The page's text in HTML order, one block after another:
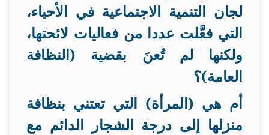
لجان التنمية الاجتماعية في الأحياء،
التي فعَّلت عددا من فعاليات لائحتها،
ولكنها لم تُعنَ بقضية (النظافة
العامة)؟
أم هي (المرأة) التي تعتني بنظافة
منزلها إلى درجة الشجار الدائم مع